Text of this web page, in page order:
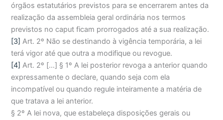
órgãos estatutários previstos para se encerrarem antes da
realização da assembleia geral ordinária nos termos
previstos no caput ficam prorrogados até a sua realização.
[3] Art. 2º Não se destinando à vigência temporária, a lei
terá vigor até que outra a modifique ou revogue.
[4] Art. 2º […] § 1º A lei posterior revoga a anterior quando
expressamente o declare, quando seja com ela
incompatível ou quando regule inteiramente a matéria de
que tratava a lei anterior.
§ 2º A lei nova, que estabeleça disposições gerais ou